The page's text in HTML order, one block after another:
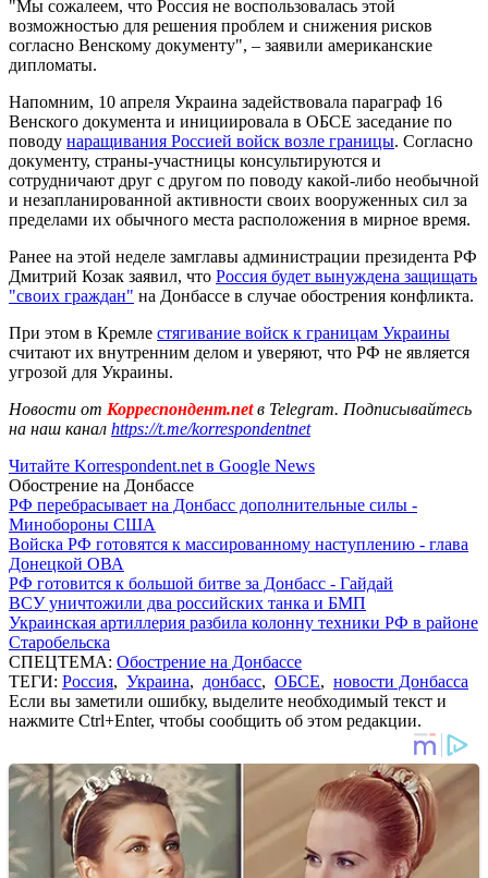
"Мы сожалеем, что Россия не воспользовалась этой
возможностью для решения проблем и снижения рисков
согласно Венскому документу", – заявили американские
дипломаты.
Напомним, 10 апреля Украина задействовала параграф 16
Венского документа и инициировала в ОБСЕ заседание по
поводу наращивания Россией войск возле границы. Согласно
документу, страны-участницы консультируются и
сотрудничают друг с другом по поводу какой-либо необычной
и незапланированной активности своих вооруженных сил за
пределами их обычного места расположения в мирное время.
Ранее на этой неделе замглавы администрации президента РФ
Дмитрий Козак заявил, что Россия будет вынуждена защищать
"своих граждан" на Донбассе в случае обострения конфликта.
При этом в Кремле стягивание войск к границам Украины
считают их внутренним делом и уверяют, что РФ не является
угрозой для Украины.
Новости от Корреспондент.netв Telegram. Подписывайтесь
на наш канал https://t.me/korrespondentnet
Читайте Korrespondent.net в Google News
Обострение на Донбассе
РФ перебрасывает на Донбасс дополнительные силы -
Минобороны США
Войска РФ готовятся к массированному наступлению - глава
Донецкой ОВА
РФ готовится к большой битве за Донбасс - Гайдай
ВСУ уничтожили два российских танка и БМП
Украинская артиллерия разбила колонну техники РФ в районе
Старобельска
СПЕЦТЕМА: Обострение на Донбассе
ТЕГИ: Россия, Украина, донбасс, ОБСЕ, новости Донбасса
Если вы заметили ошибку, выделите необходимый текст и
нажмите Ctrl+Enter, чтобы сообщить об этом редакции.